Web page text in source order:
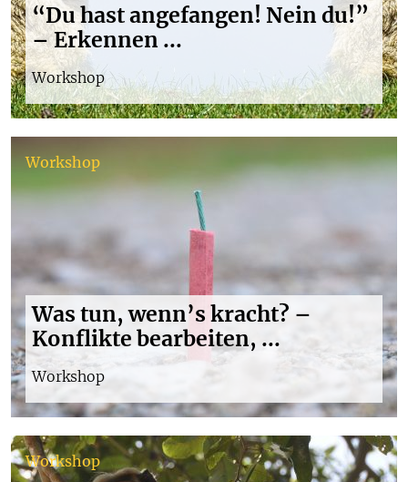
“Du hast angefangen! Nein du!”
– Erkennen ...
Workshop
Workshop
Was tun, wenn’s kracht? –
Konflikte bearbeiten, ...
Workshop
Workshop